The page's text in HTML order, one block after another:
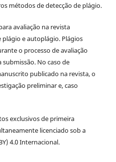
métodos de detecção de plágio.
avaliação na revista
plágio e autoplágio. Plágios
o processo de avaliação
No caso de
publicado na revista, o
preliminar e, caso
exclusivos de primeira
licenciado sob a
4.0 Internacional.